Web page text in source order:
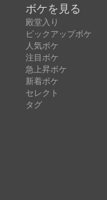
ボケを見る
殿堂入り
ピックアップボケ
人気ボケ
注目ボケ
急上昇ボケ
新着ボケ
セレクト
タグ